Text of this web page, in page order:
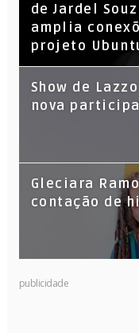
de Jardel
amplia
projeto
Show de
nova
Gleciara
contação de
publicidade